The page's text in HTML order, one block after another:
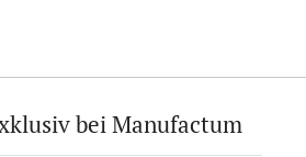
bei Manufactum